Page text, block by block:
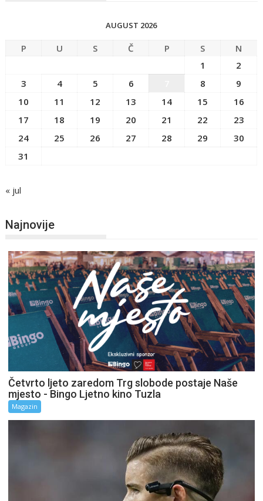
AUGUST 2026
P U S Č P S
N
1
2
3
4 5 6 8
9
10
11 12 13 14 15
16
17
18 19 20 21 22
23
24
25 26 27 28 29
30
31
« jul
Najnovije
Četvrto ljeto zaredom Trg slobode postaje Naše
mjesto - Bingo Ljetno kino Tuzla
Magazin